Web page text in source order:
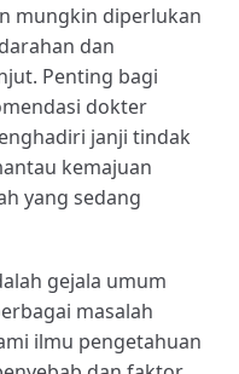
mungkin diperlukan
dan
Penting bagi
dokter
janji tindak
kemajuan
yang sedang
gejala umum
masalah
ilmu pengetahuan